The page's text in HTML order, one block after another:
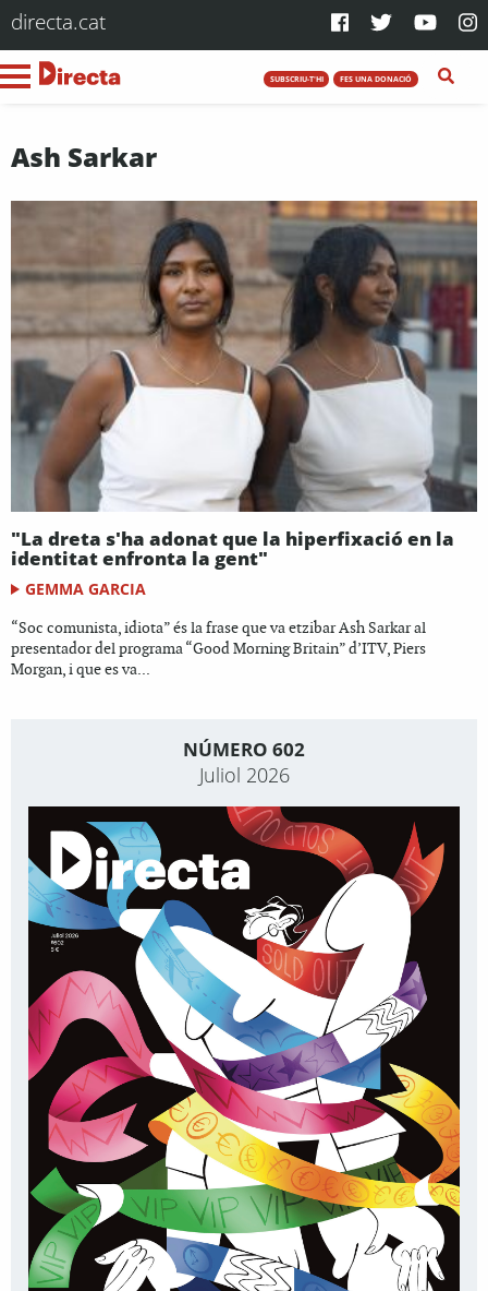
directa.cat
SUBSCRIU-T'HI FES UNA DONACIÓ
Ash Sarkar
"La dreta s'ha adonat que la hiperfixació en la
identitat enfronta la gent"
GEMMA GARCIA
“Soc comunista, idiota” és la frase que va etzibar Ash Sarkar al
presentador del programa “Good Morning Britain” d’ITV, Piers
Morgan, i que es va...
NÚMERO 602
Juliol 2026